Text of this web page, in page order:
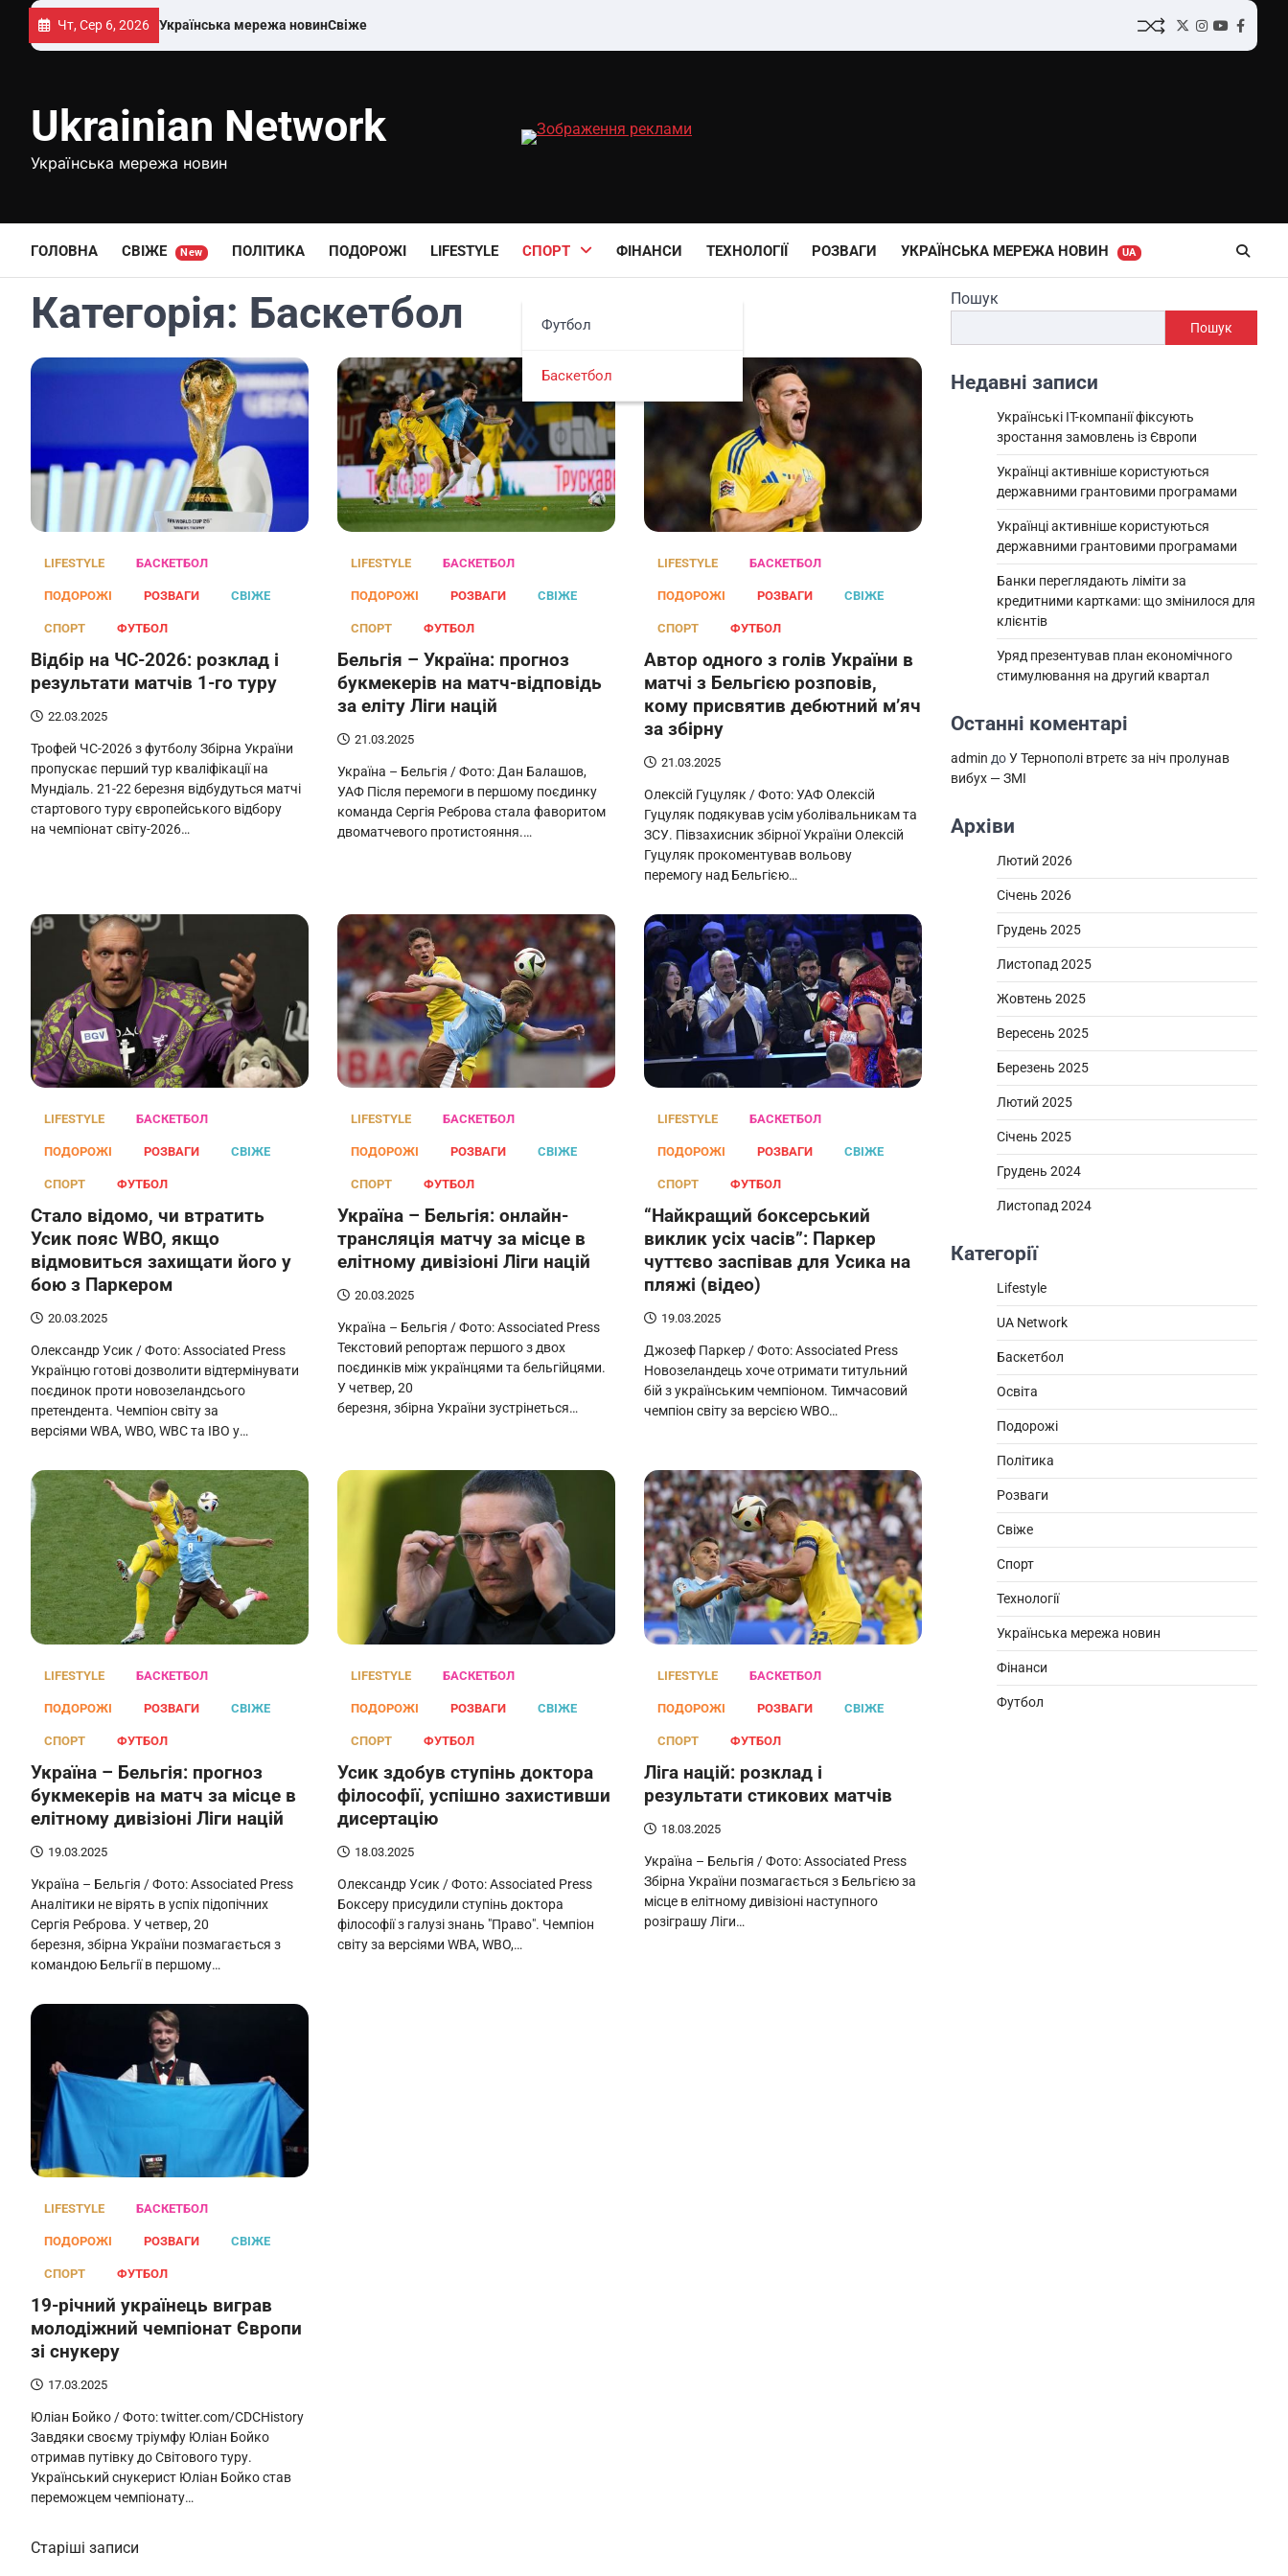
Перейти
вмісту
Чт, Сер 6, 2026 Українська мережа новинСвіже
TwitterInstagram
YouTube
Ukrainian Network
Українська мережа новин
ГОЛОВНА СВІЖЕ New ПОЛІТИКА ПОДОРОЖІ LIFESTYLE СПОРТ
Футбол
Баскетбол
ФІНАНСИ ТЕХНОЛОГІЇ РОЗВАГИ УКРАЇНСЬКА МЕРЕЖА НОВИН UA
Категорія: Баскетбол
LIFESTYLE БАСКЕТБОЛ
ПОДОРОЖІ РОЗВАГИ СВІЖЕ
СПОРТ ФУТБОЛ
Відбір на ЧС-2026: розклад і
результати матчів 1-го туру
22.03.2025
Трофей ЧС-2026 з футболу Збірна України
пропускає перший тур кваліфікації на
Мундіаль. 21-22 березня відбудуться матчі
стартового туру європейського відбору
на чемпіонат світу-2026…
LIFESTYLE БАСКЕТБОЛ
ПОДОРОЖІ РОЗВАГИ СВІЖЕ
СПОРТ ФУТБОЛ
Бельгія – Україна: прогноз
букмекерів на матч-відповідь
за еліту Ліги націй
21.03.2025
Україна – Бельгія / Фото: Дан Балашов,
УАФ Після перемоги в першому поєдинку
команда Сергія Реброва стала фаворитом
двоматчевого протистояння.…
LIFESTYLE БАСКЕТБОЛ
ПОДОРОЖІ РОЗВАГИ СВІЖЕ
СПОРТ ФУТБОЛ
Автор одного з голів України в
матчі з Бельгією розповів,
кому присвятив дебютний м’яч
за збірну
21.03.2025
Олексій Гуцуляк / Фото: УАФ Олексій
Гуцуляк подякував усім уболівальникам та
ЗСУ. Півзахисник збірної України Олексій
Гуцуляк прокоментував вольову
перемогу над Бельгією…
LIFESTYLE БАСКЕТБОЛ
ПОДОРОЖІ РОЗВАГИ СВІЖЕ
СПОРТ ФУТБОЛ
Стало відомо, чи втратить
Усик пояс WBO, якщо
відмовиться захищати його у
бою з Паркером
20.03.2025
Олександр Усик / Фото: Associated Press
Українцю готові дозволити відтермінувати
поєдинок проти новозеландсього
претендента. Чемпіон світу за
версіями WBA, WBO, WBC та IBO у…
LIFESTYLE БАСКЕТБОЛ
ПОДОРОЖІ РОЗВАГИ СВІЖЕ
СПОРТ ФУТБОЛ
Україна – Бельгія: онлайн-
трансляція матчу за місце в
елітному дивізіоні Ліги націй
20.03.2025
Україна – Бельгія / Фото: Associated Press
Текстовий репортаж першого з двох
поєдинків між українцями та бельгійцями.
У четвер, 20
березня, збірна України зустрінеться…
LIFESTYLE БАСКЕТБОЛ
ПОДОРОЖІ РОЗВАГИ СВІЖЕ
СПОРТ ФУТБОЛ
“Найкращий боксерський
виклик усіх часів”: Паркер
чуттєво заспівав для Усика на
пляжі (відео)
19.03.2025
Джозеф Паркер / Фото: Associated Press
Новозеландець хоче отримати титульний
бій з українським чемпіоном. Тимчасовий
чемпіон світу за версією WBO…
LIFESTYLE БАСКЕТБОЛ
ПОДОРОЖІ РОЗВАГИ СВІЖЕ
СПОРТ ФУТБОЛ
Україна – Бельгія: прогноз
букмекерів на матч за місце в
елітному дивізіоні Ліги націй
19.03.2025
Україна – Бельгія / Фото: Associated Press
Аналітики не вірять в успіх підопічних
Сергія Реброва. У четвер, 20
березня, збірна України позмагається з
командою Бельгії в першому…
LIFESTYLE БАСКЕТБОЛ
ПОДОРОЖІ РОЗВАГИ СВІЖЕ
СПОРТ ФУТБОЛ
Усик здобув ступінь доктора
філософії, успішно захистивши
дисертацію
18.03.2025
Олександр Усик / Фото: Associated Press
Боксеру присудили ступінь доктора
філософії з галузі знань "Право". Чемпіон
світу за версіями WBA, WBO,…
LIFESTYLE БАСКЕТБОЛ
ПОДОРОЖІ РОЗВАГИ СВІЖЕ
СПОРТ ФУТБОЛ
Ліга націй: розклад і
результати стикових матчів
18.03.2025
Україна – Бельгія / Фото: Associated Press
Збірна України позмагається з Бельгією за
місце в елітному дивізіоні наступного
розіграшу Ліги…
LIFESTYLE БАСКЕТБОЛ
ПОДОРОЖІ РОЗВАГИ СВІЖЕ
СПОРТ ФУТБОЛ
19-річний українець виграв
молодіжний чемпіонат Європи
зі снукеру
17.03.2025
Юліан Бойко / Фото: twitter.com/CDCHistory
Завдяки своєму тріумфу Юліан Бойко
отримав путівку до Світового туру.
Український снукерист Юліан Бойко став
переможцем чемпіонату…
Навігація
Старіші записи
Пошук
Пошук
Недавні записи
Українські IT-компанії фіксують
зростання замовлень із Європи
Українці активніше користуються
державними грантовими програмами
Українці активніше користуються
державними грантовими програмами
Банки переглядають ліміти за
кредитними картками: що змінилося для
клієнтів
Уряд презентував план економічного
стимулювання на другий квартал
Останні коментарі
admin доУ Тернополі втретє за ніч пролунав
вибух — ЗМІ
Архіви
Лютий 2026
Січень 2026
Грудень 2025
Листопад 2025
Жовтень 2025
Вересень 2025
Березень 2025
Лютий 2025
Січень 2025
Грудень 2024
Листопад 2024
Категорії
Lifestyle
UA Network
Баскетбол
Освіта
Подорожі
Політика
Розваги
Свіже
Спорт
Технології
Українська мережа новин
Фінанси
Футбол